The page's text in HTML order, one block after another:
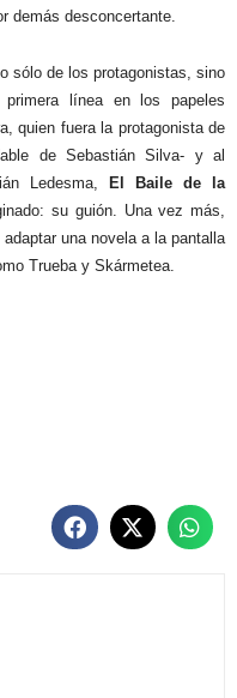
demás desconcertante.
sólo de los protagonistas, sino
línea en los papeles
quien fuera la protagonista de
de Sebastián Silva- y al
Ledesma,
El
Baile de la
su guión. Una vez más,
una novela a la pantalla
Trueba y Skármetea.